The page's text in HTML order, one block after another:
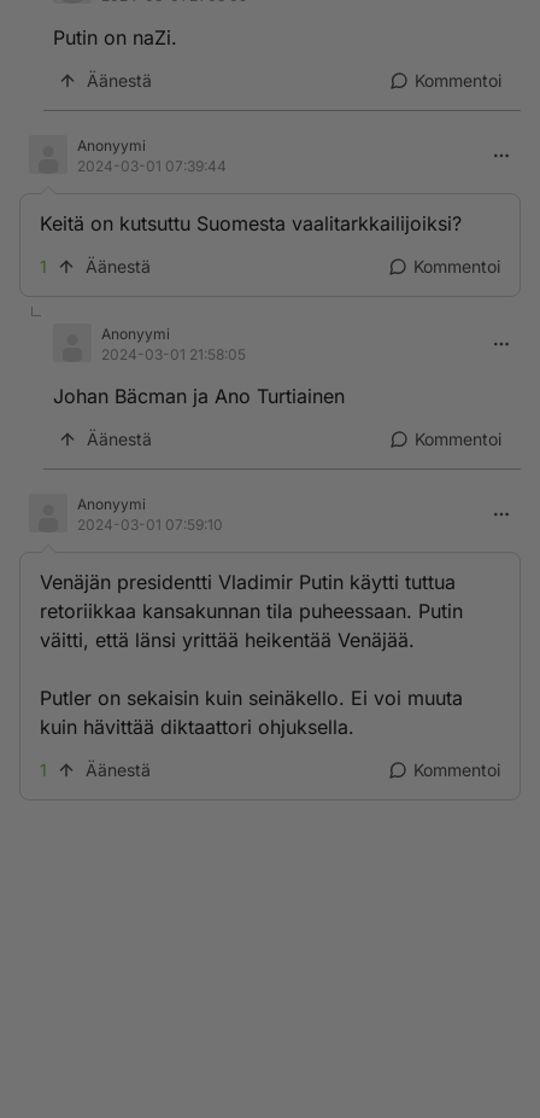
Putin on naZi.
Äänestä Kommentoi
Anonyymi
2024-03-01 07:39:44
Keitä on kutsuttu Suomesta vaalitarkkailijoiksi?
1 Äänestä Kommentoi
Anonyymi
2024-03-01 21:58:05
Johan Bäcman ja Ano Turtiainen
Äänestä Kommentoi
Anonyymi
2024-03-01 07:59:10
Venäjän presidentti Vladimir Putin käytti tuttua
retoriikkaa kansakunnan tila puheessaan. Putin
väitti, että länsi yrittää heikentää Venäjää.
Putler on sekaisin kuin seinäkello. Ei voi muuta
kuin hävittää diktaattori ohjuksella.
1 Äänestä Kommentoi